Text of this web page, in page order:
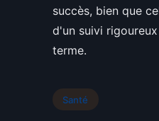
succès, bien que
d'un suivi
terme.
Santé